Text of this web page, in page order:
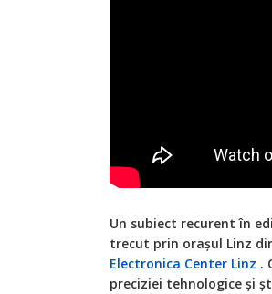
Un subiect recurent în
trecut prin orașul Linz
Electronica Center Linz .
preciziei tehnologice și